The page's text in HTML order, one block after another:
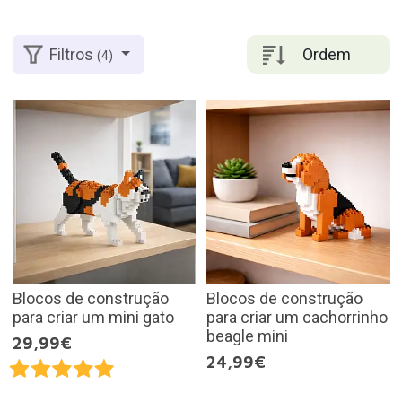
Ordem
Filtros(4)
Blocos de construção
para criar um mini gato
29,99€
Blocos de construção
para criar um cachorrinho
beagle mini
24,99€